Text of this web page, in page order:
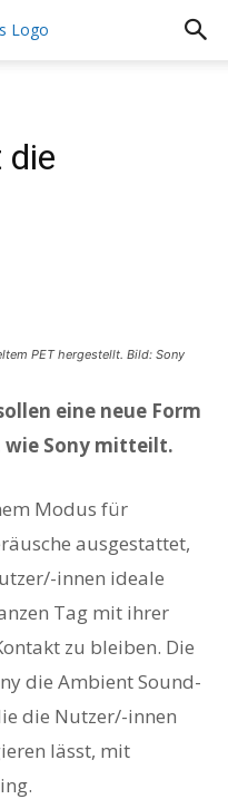
die
PET hergestellt. Bild: Sony
eine neue Form
wie Sony mitteilt.
Modus für
ausgestattet,
innen ideale
Tag mit ihrer
zu bleiben. Die
die Ambient Sound-
die Nutzer/-innen
lässt, mit